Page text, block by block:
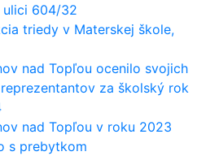
ulici 604/32
triedy v Materskej škole,
nad Topľou ocenilo svojich
za školský rok
nad Topľou v roku 2023
s prebytkom